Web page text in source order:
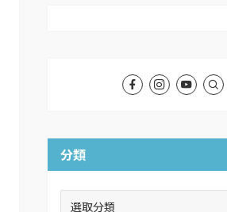
分類